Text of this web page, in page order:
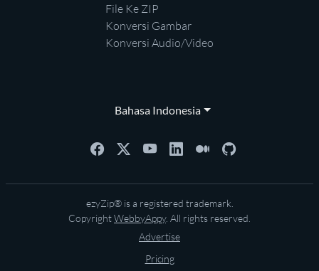
File Ke ZIP
Konversi Gambar
Konversi Audio/Video
Bahasa Indonesia
ezyZip® is a registered trademark.
CopyrightWebbyAppy. All rights reserved.
Advertise
Pricing